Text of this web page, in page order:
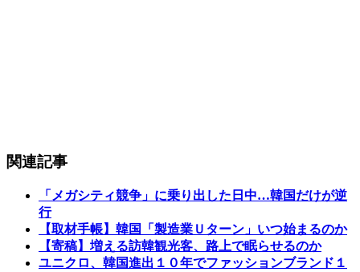
関連記事
「メガシティ競争」に乗り出した日中…韓国だけが逆
行
【取材手帳】韓国「製造業Ｕターン」いつ始まるのか
【寄稿】増える訪韓観光客、路上で眠らせるのか
ユニクロ、韓国進出１０年でファッションブランド１